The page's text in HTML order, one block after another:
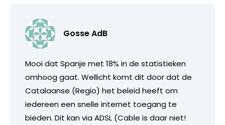
Gosse AdB
Mooi dat Spanje met 18% in de statistieken
omhoog gaat. Wellicht komt dit door dat de
Catalaanse (Regio) het beleid heeft om
iedereen een snelle internet toegang te
bieden. Dit kan via ADSL (Cable is daar niet!